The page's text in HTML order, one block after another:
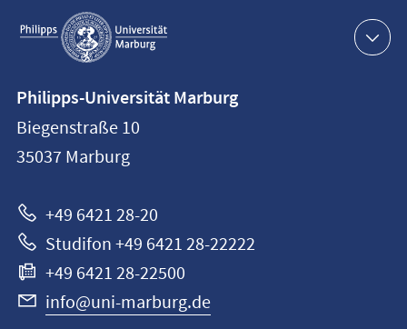
Service-
Navigation
Philipps-
Universität
Marburg
Philipps-Universität Marburg
Biegenstraße 10
35037 Marburg
+49 6421 28-20
Studifon +49 6421 28-22222
+49 6421 28-22500
info@uni-marburg.de